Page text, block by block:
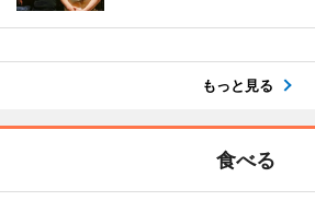
もっと見る
食べる